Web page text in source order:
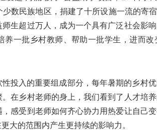
数民族地区，捐建了十所设施一流的寄
生超过万人，成为一个具有广泛社会影
养一批乡村教师、帮助一批学生，进而
性投入的重要组成部分，每年暑期的乡村
在乡村老师的身上，我们看到了人才培
感受到老师如何齐心协力用热爱让自己
大的范围内产生更持续的影响力。